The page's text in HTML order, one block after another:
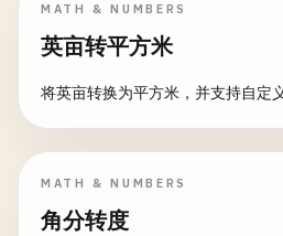
MATH & NUMBERS
英亩转平方米
将英亩转换为平方米，并支持自定
MATH & NUMBERS
角分转度